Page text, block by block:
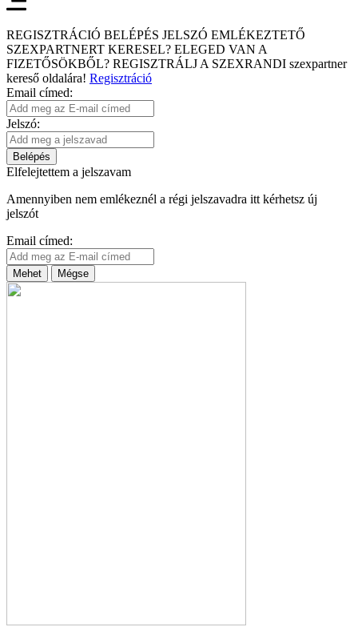
REGISZTRÁCIÓ BELÉPÉS JELSZÓ EMLÉKEZTETŐ
SZEXPARTNERT KERESEL? ELEGED VAN A
FIZETŐSÖKBŐL? REGISZTRÁLJ A SZEXRANDI szexpartner
kereső oldalára! Regisztráció
Email címed:
Jelszó:
Belépés
Elfelejtettem a jelszavam
Amennyiben nem emlékeznél a régi jelszavadra itt kérhetsz új
jelszót
Email címed:
Mehet Mégse